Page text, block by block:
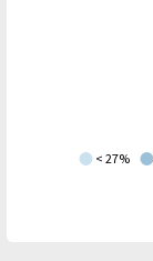
< 27%